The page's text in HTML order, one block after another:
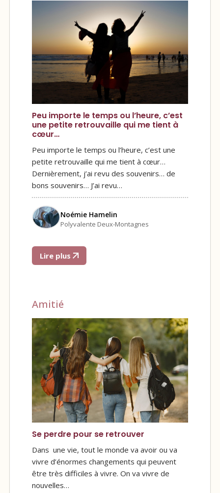
Peu importe le temps ou l’heure, c’est
une petite retrouvaille qui me tient à
cœur…
Peu importe le temps ou l’heure, c’est une
petite retrouvaille qui me tient à cœur…
Dernièrement, j’ai revu des souvenirs… de
bons souvenirs… J’ai revu…
Noémie Hamelin
Polyvalente Deux-Montagnes
Lire plus
Amitié
Se perdre pour se retrouver
Dans une vie, tout le monde va avoir ou va
vivre d’énormes changements qui peuvent
être très difficiles à vivre. On va vivre de
nouvelles…